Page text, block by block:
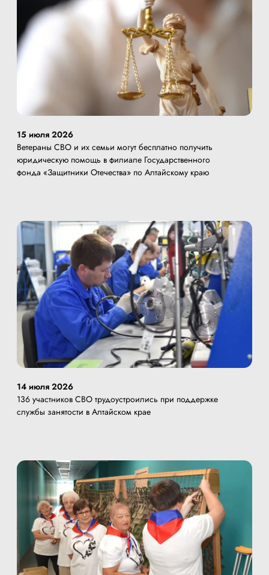
15 июля 2026
Ветераны СВО и их семьи могут бесплатно получить
юридическую помощь в филиале Государственного
фонда «Защитники Отечества» по Алтайскому краю
14 июля 2026
136 участников СВО трудоустроились при поддержке
службы занятости в Алтайском крае